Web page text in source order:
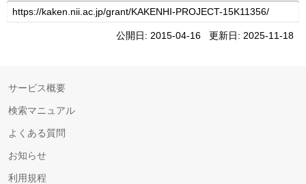
公開日: 2015-04-16 更新日: 2025-11-18
サービス概要
検索マニュアル
よくある質問
お知らせ
利用規程